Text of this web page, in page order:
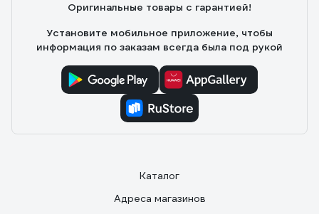
Оригинальные товары с гарантией!
Установите мобильное приложение, чтобы
информация по заказам всегда была под рукой
Каталог
Адреса магазинов